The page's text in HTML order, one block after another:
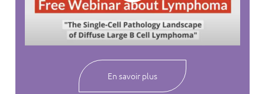
webinaires à venir, des séances précédentes et joignez-vous
notre compréhension des lymphomes et des maladies
En savoir plus